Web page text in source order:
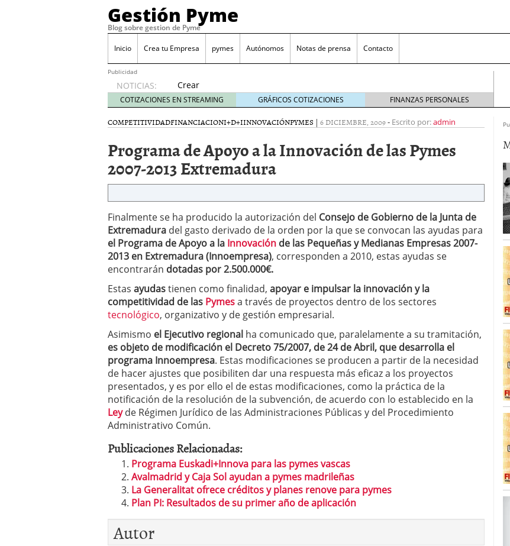
Gestión Pyme
Blog sobre gestion de Pyme
Inicio Crea tu Empresa pymes Autónomos Notas de prensa Contacto
Publicidad
NOTICIAS:
Crear
empresa
online vs
proceso
ventajas
reales
para
2026
Sobres de cartón: una inversión rentable para las pymes que venden online
septiembre 4, 2025
Cómo convertir tu negocio en un ecommerce exitoso junio 20, 2025
Los CRM: Impulsores de la Transformación Empresarial mayo 14, 2025
Reubicación internacional: guía rápida para trasladar empleados sin
errores abril 10, 2025
COTIZACIONES EN STREAMING GRÁFICOS COTIZACIONES FINANZAS PERSONALES
COMPETITIVIDADFINANCIACIONI+D+IINNOVACIÓNPYMES | 6 DICIEMBRE, 2009- Escrito por:admin
Programa de Apoyo a la Innovación de las Pymes
2007-2013 Extremadura
Finalmente se ha producido la autorización del Consejo de Gobierno de la Junta de
Extremadura del gasto derivado de la orden por la que se convocan las ayudas para
el Programa de Apoyo a la Innovación de las Pequeñas y Medianas Empresas 2007-
2013 en Extremadura (Innoempresa), corresponden a 2010, estas ayudas se
encontrarán dotadas por 2.500.000€.
Estas ayudastienen como finalidad, apoyar e impulsar la innovación y la
competitividad de las Pymesa través de proyectos dentro de los sectores
tecnológico, organizativo y de gestión empresarial.
Asimismo el Ejecutivo regional ha comunicado que, paralelamente a su tramitación,
es objeto de modificación el Decreto 75/2007, de 24 de Abril, que desarrolla el
programa Innoempresa. Estas modificaciones se producen a partir de la necesidad
de hacer ajustes que posibiliten dar una respuesta más eficaz a los proyectos
presentados, y es por ello el de estas modificaciones, como la práctica de la
notificación de la resolución de la subvención, de acuerdo con lo establecido en la
Leyde Régimen Jurídico de las Administraciones Públicas y del Procedimiento
Administrativo Común.
Publicaciones Relacionadas:
Programa Euskadi+Innova para las pymes vascas
Avalmadrid y Caja Sol ayudan a pymes madrileñas
La Generalitat ofrece créditos y planes renove para pymes
Plan PI: Resultados de su primer año de aplicación
Autor